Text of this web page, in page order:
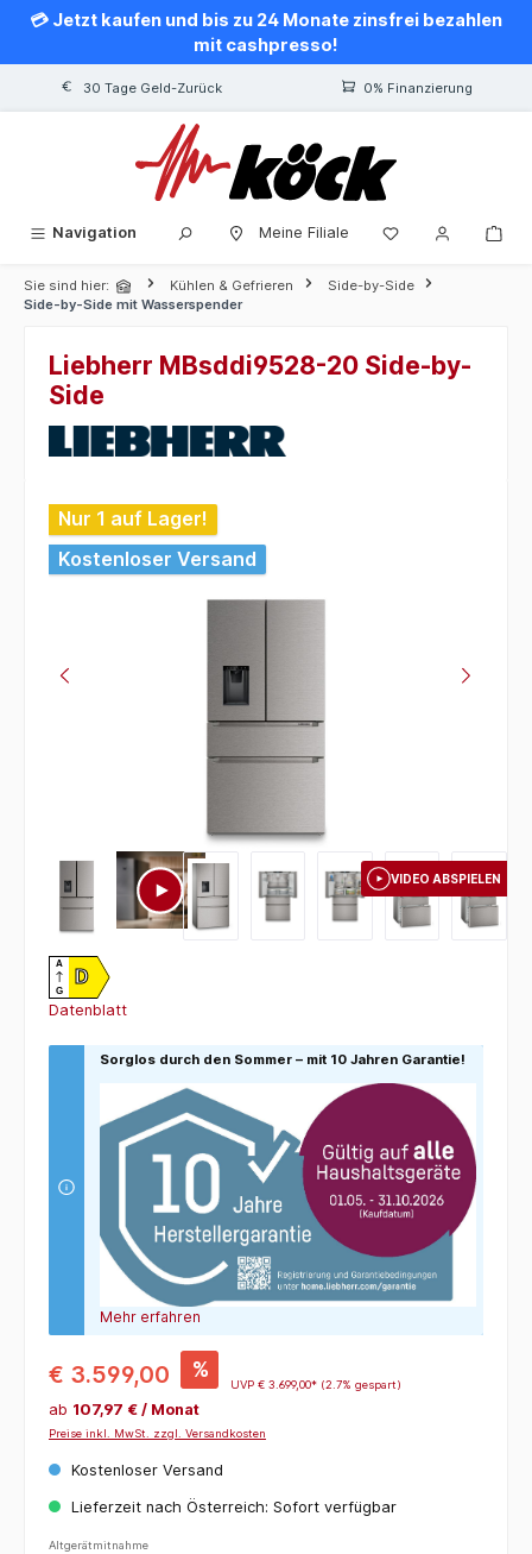
springen
💳 Jetzt kaufen und bis zu 24 Monate zinsfrei bezahlen
mit cashpresso!
30 Tage Geld-Zurück 0% Finanzierung
Navigation Meine Filiale
Sie sind hier: Kühlen & Gefrieren
Side-by-Side
Side-by-Side mit Wasserspender
Liebherr MBsddi9528-20 Side-by-
Side
Bildergalerie überspringen
Nur 1 auf Lager!
Kostenloser Versand
VIDEO ABSPIELEN
D
A
G
Datenblatt
Sorglos durch den Sommer – mit 10 Jahren Garantie!
Mehr erfahren
€ 3.599,00 %
UVP € 3.699,00* (2.7% gespart)
ab 107,97 € / Monat
Preise inkl. MwSt. zzgl. Versandkosten
Kostenloser Versand
Lieferzeit nach Österreich: Sofort verfügbar
Altgerätmitnahme